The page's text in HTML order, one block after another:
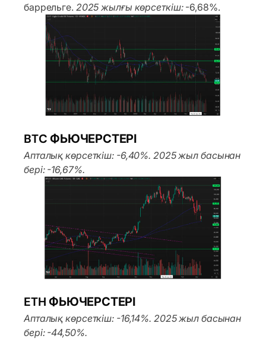
баррельге. 2025 жылғы көрсеткіш:-6,68%.
BTC ФЬЮЧЕРСТЕРІ
Апталық көрсеткіш: -6,40%. 2025 жыл басынан
бері: -16,67%.
ETH ФЬЮЧЕРСТЕРІ
Апталық көрсеткіш: -16,14%. 2025 жыл басынан
бері: -44,50%.